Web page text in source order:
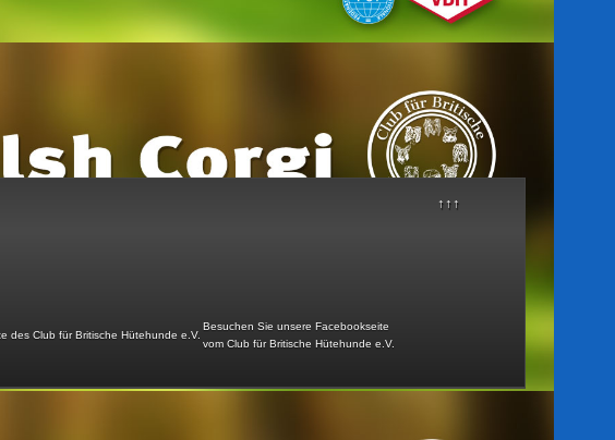
Farbkatalog Sheltie...
Tierärzte mit Zusatzau...
Farbkatalog Bearded Co...
↑↑↑
Besuchen Sie unsere Facebookseite
vom Club für Britische Hütehunde e.V.